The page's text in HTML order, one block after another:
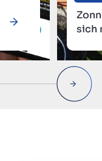
sich